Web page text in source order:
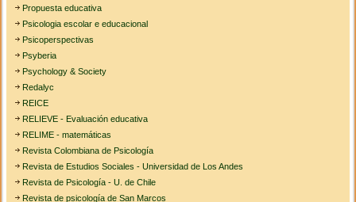
Propuesta educativa
Psicologia escolar e educacional
Psicoperspectivas
Psyberia
Psychology & Society
Redalyc
REICE
RELIEVE - Evaluación educativa
RELIME - matemáticas
Revista Colombiana de Psicología
Revista de Estudios Sociales - Universidad de Los Andes
Revista de Psicología - U. de Chile
Revista de psicología de San Marcos